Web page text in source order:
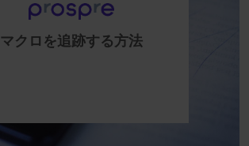
マクロを追跡する方法